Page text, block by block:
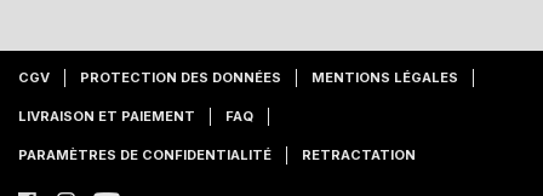
CGV PROTECTION DES DONNÉES MENTIONS LÉGALES
LIVRAISON ET PAIEMENT FAQ
PARAMÈTRES DE CONFIDENTIALITÉ RETRACTATION